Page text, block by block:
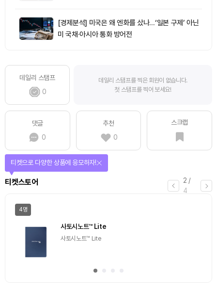
[경제분석] 미국은 왜 엔화를 샀나…‘일본 구제’ 아닌
미 국채·아시아 통화 방어전
데일리 스탬프
0
데일리 스탬프를 찍은 회원이 없습니다.
첫 스탬프를 찍어 보세요!
댓글
0
추천
0
스크랩
2 /
4
티켓스토어
티켓으로 다양한 상품에 응모하자!
4명
사토시노트™ Lite
사토시노트™ Lite